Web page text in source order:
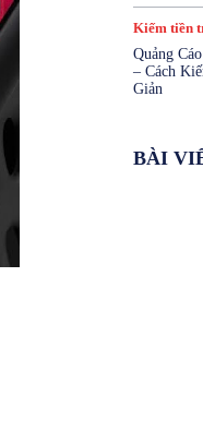
Kiếm tiền
Quảng
– Cách
Giản
BÀI